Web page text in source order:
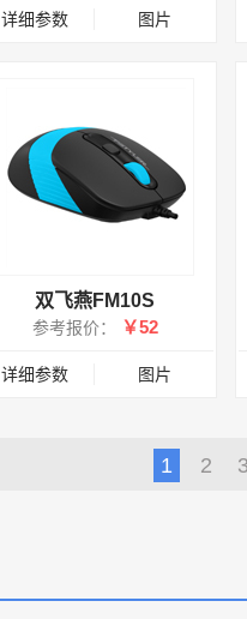
详细参数 图片
双飞燕FM10S
参考报价： ￥52
详细参数 图片
1 2